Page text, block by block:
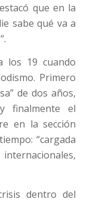
que en la
sabe qué va a
los 19 cuando
Primero
de dos años,
finalmente el
en la sección
“cargada
dentro del